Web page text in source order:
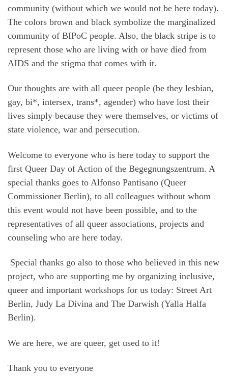
community (without which we would not be here today).
The colors brown and black symbolize the marginalized
community of BIPoC people. Also, the black stripe is to
represent those who are living with or have died from
AIDS and the stigma that comes with it.
Our thoughts are with all queer people (be they lesbian,
gay, bi*, intersex, trans*, agender) who have lost their
lives simply because they were themselves, or victims of
state violence, war and persecution.
Welcome to everyone who is here today to support the
first Queer Day of Action of the Begegnungszentrum. A
special thanks goes to Alfonso Pantisano (Queer
Commissioner Berlin), to all colleagues without whom
this event would not have been possible, and to the
representatives of all queer associations, projects and
counseling who are here today.
Special thanks go also to those who believed in this new
project, who are supporting me by organizing inclusive,
queer and important workshops for us today: Street Art
Berlin, Judy La Divina and The Darwish (Yalla Halfa
Berlin).
We are here, we are queer, get used to it!
Thank you to everyone